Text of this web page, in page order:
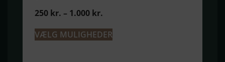
250 kr. – 1.000 kr.
VÆLG MULIGHEDER